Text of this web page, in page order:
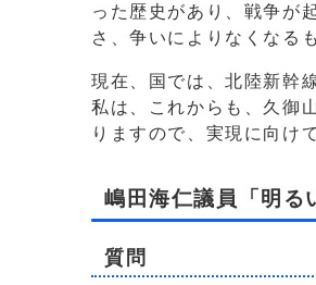
った歴史があり、戦争が
さ、争いによりなくなる
現在、国では、北陸新幹
私は、これからも、久御
りますので、実現に向け
嶋田海仁議員「明る
質問